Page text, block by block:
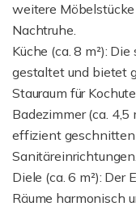
weitere
Nachtruhe.
Küche (ca. 8 m²):
gestaltet und bietet
Stauraum für
Badezimmer (ca.
effizient
Sanitäreinrichtungen.
Diele (ca. 6 m²):
Räume harmonisch